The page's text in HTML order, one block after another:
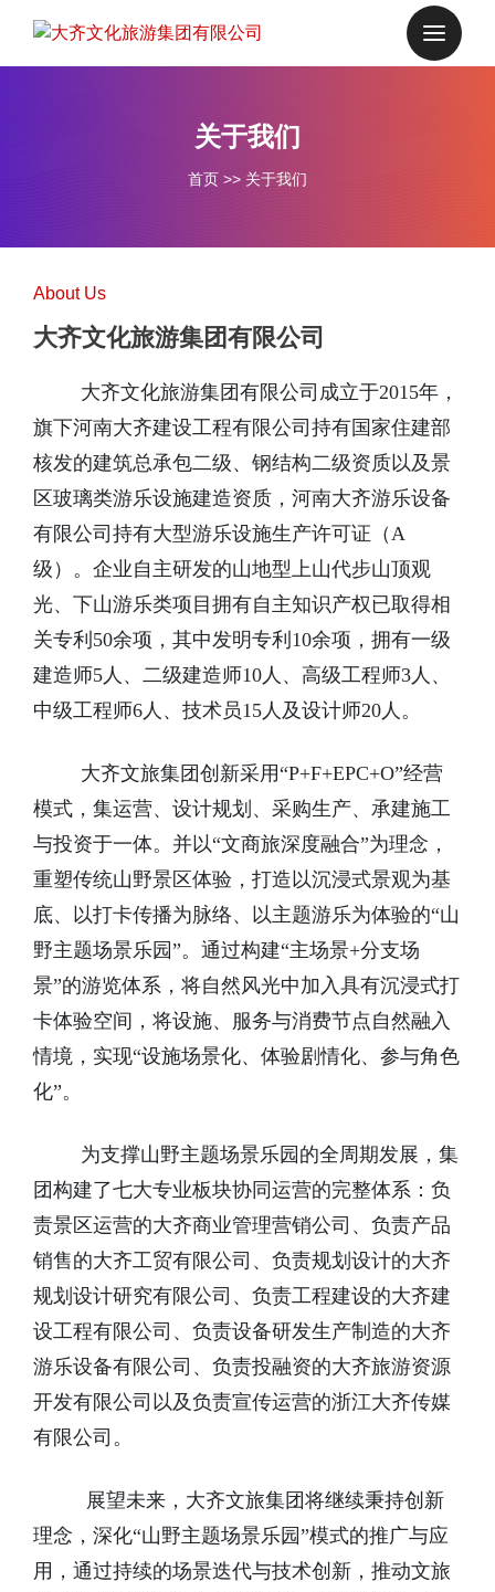
关于我们
首页 >> 关于我们
About Us
大齐文化旅游集团有限公司
大齐文化旅游集团有限公司成立于2015年，
旗下河南大齐建设工程有限公司持有国家住建部
核发的建筑总承包二级、钢结构二级资质以及景
区玻璃类游乐设施建造资质，河南大齐游乐设备
有限公司持有大型游乐设施生产许可证（A
级）。企业自主研发的山地型上山代步山顶观
光、下山游乐类项目拥有自主知识产权已取得相
关专利50余项，其中发明专利10余项，拥有一级
建造师5人、二级建造师10人、高级工程师3人、
中级工程师6人、技术员15人及设计师20人。
大齐文旅集团创新采用“P+F+EPC+O”经营
模式，集运营、设计规划、采购生产、承建施工
与投资于一体。并以“文商旅深度融合”为理念，
重塑传统山野景区体验，打造以沉浸式景观为基
底、以打卡传播为脉络、以主题游乐为体验的“山
野主题场景乐园”。通过构建“主场景+分支场
景”的游览体系，将自然风光中加入具有沉浸式打
卡体验空间，将设施、服务与消费节点自然融入
情境，实现“设施场景化、体验剧情化、参与角色
化”。
为支撑山野主题场景乐园的全周期发展，集
团构建了七大专业板块协同运营的完整体系：负
责景区运营的大齐商业管理营销公司、负责产品
销售的大齐工贸有限公司、负责规划设计的大齐
规划设计研究有限公司、负责工程建设的大齐建
设工程有限公司、负责设备研发生产制造的大齐
游乐设备有限公司、负责投融资的大齐旅游资源
开发有限公司以及负责宣传运营的浙江大齐传媒
有限公司。
展望未来，大齐文旅集团将继续秉持创新
理念，深化“山野主题场景乐园”模式的推广与应
用，通过持续的场景迭代与技术创新，推动文旅